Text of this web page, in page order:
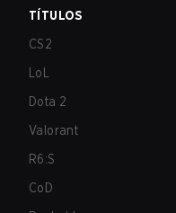
TÍTULOS
CS2
LoL
Dota 2
Valorant
R6:S
CoD